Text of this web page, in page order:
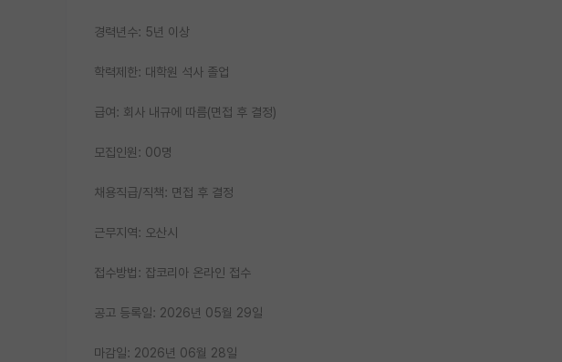
경력년수: 5년 이상
학력제한: 대학원 석사 졸업
급여: 회사 내규에 따름(면접 후 결정)
모집인원: 00명
채용직급/직책: 면접 후 결정
근무지역: 오산시
접수방법: 잡코리아 온라인 접수
공고 등록일: 2026년 05월 29일
마감일: 2026년 06월 28일